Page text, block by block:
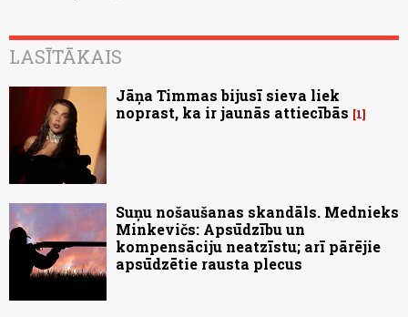
LASĪTĀKAIS
Jāņa Timmas bijusī sieva liek
noprast, ka ir jaunās attiecībās
1
Suņu nošaušanas skandāls. Mednieks
Minkevičs: Apsūdzību un
kompensāciju neatzīstu; arī pārējie
apsūdzētie rausta plecus